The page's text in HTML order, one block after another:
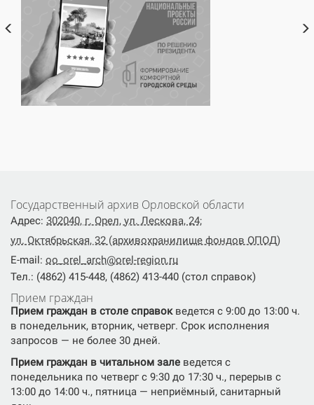
Государственный архив Орловской области
Адрес: 302040, г. Орел, ул. Лескова, 24;
ул. Октябрьская, 32 (архивохранилище фондов ОПОД)
E-mail: oo_orel_arch@orel-region.ru
Тел.: (4862) 415-448, (4862) 413-440 (стол справок)
Прием граждан
Прием граждан в столе справокведется с 9:00 до 13:00 ч.
в понедельник, вторник, четверг. Срок исполнения
запросов — не более 30 дней.
Прием граждан в читальном зале ведется с
понедельника по четверг с 9:30 до 17:30 ч., перерыв с
13:00 до 14:00 ч., пятница — неприёмный, санитарный